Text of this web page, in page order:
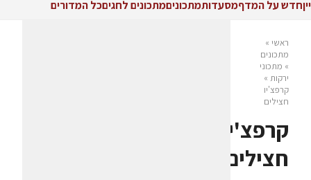
ייןחדש על המדףמסעדותמתכוניםמתכונים לחגיםכל המדורים
ראשי »
מתכונים
» מתכוני
ירקות »
קרפצ'יו
חצילים
קרפצ'יו
חצילים